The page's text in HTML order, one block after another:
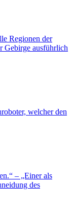
Regionen der
Gebirge ausführlich
welcher den
– „Einer als
des